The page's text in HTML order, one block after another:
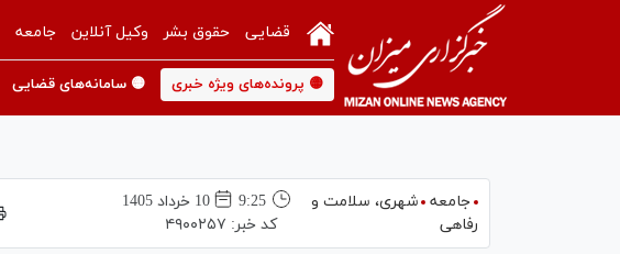
قضایی حقوق بشر وکیل آنلاین جامعه
🟡 پرونده‌های ویژه خبری 🟡 سامانه‌های قضایی
جامعه شهری،‌ سلامت و
رفاهی
9:25
10 خرداد 1405
کد خبر: ۴۹۰۰۲۵۷